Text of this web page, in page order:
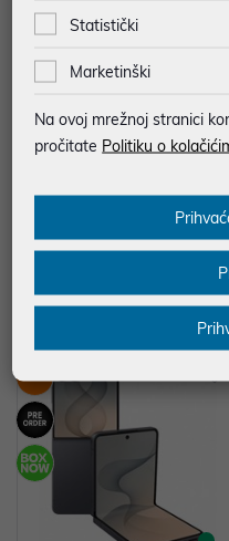
Smartphone Samsung Galaxy
Fold 8 Ultra 12GB/512GB
2.299,00 €
Energetski razred: A
Statistički
Marketinški
Na ovoj mrežnoj stranici
pročitate Politiku o